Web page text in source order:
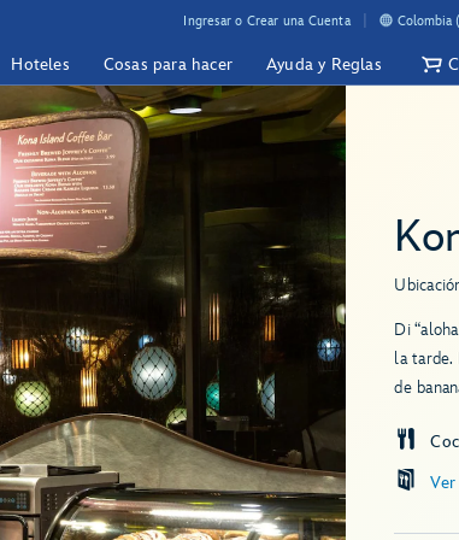
Ingresar o Crear una Cuenta Colombia
Hoteles Cosas para hacer Ayuda y Reglas
Di
la
de